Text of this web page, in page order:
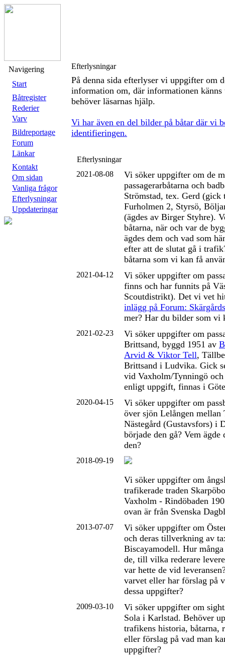
Navigering
Start
Båtregister
Rederier
Varv
Bildreportage
Forum
Länkar
Kontakt
Om sidan
Vanliga frågor
Efterlysningar
Uppdateringar
Efterlysningar
På denna sida efterlyser vi uppgifter om
information om, där informationen känns
behöver läsarnas hjälp.
Vi har även en del bilder på båtar där vi
identifieringen.
Efterlysningar
2021-08-08
Vi söker uppgifter om de
passagerarbåtarna och
Strömstad, tex. Gerd (gick
Furholmen 2, Styrsö,
(ägdes av Birger Styhre).
båtarna, när och var de
ägdes dem och vad som
efter att de slutat gå i
båtarna som vi kan få
2021-04-12
Vi söker uppgifter om
finns och har funnits på
Scoutdistrikt). Det vi vet
inlägg på Forum:
mer? Har du bilder som vi
2021-02-23
Vi söker uppgifter om
Brittsand, byggd 1951 av
Arvid & Viktor Tell,
Brittsand i Ludvika. Gick
vid Vaxholm/Tynningö och
enligt uppgift, finnas i
2020-04-15
Vi söker uppgifter om
över sjön Lelången mellan
Nästegård (Gustavsfors) i
började den gå? Vem ägde
den?
2018-09-19
Vi söker uppgifter om
trafikerade traden
Vaxholm - Rindöbaden
ovan är från Svenska
2013-07-07
Vi söker uppgifter om
och deras tillverkning av
Biscayamodell. Hur
de, till vilka rederare
var hette de vid
varvet eller har förslag på
dessa uppgifter?
2009-03-10
Vi söker uppgifter om
Sola i Karlstad. Behöver
trafikens historia, båtarna,
eller förslag på vad man
uppgifter?